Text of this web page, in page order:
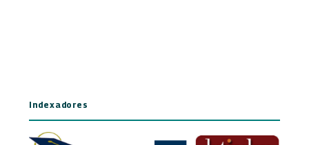
Indexadores